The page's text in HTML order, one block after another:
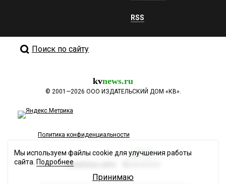
RSS
Поиск по сайту
kvnews.ru
© 2001—2026 ООО ИЗДАТЕЛЬСКИЙ ДОМ «КВ».
Политика конфиденциальности
Разработка сайта
Мы используем файлы cookie для улучшения работы
сайта. Подробнее
Принимаю